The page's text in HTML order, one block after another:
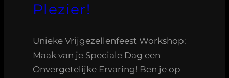
Plezier!
Unieke Vrijgezellenfeest Workshop:
Maak van je Speciale Dag een
Onvergetelijke Ervaring! Ben je op